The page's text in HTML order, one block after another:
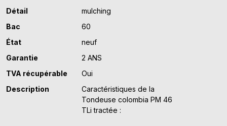
Détail
mulching
Bac
60
État
neuf
Garantie
2 ANS
TVA récupérable
Oui
Description
Caractéristiques de la
Tondeuse colombia PM 46
TLi tractée :